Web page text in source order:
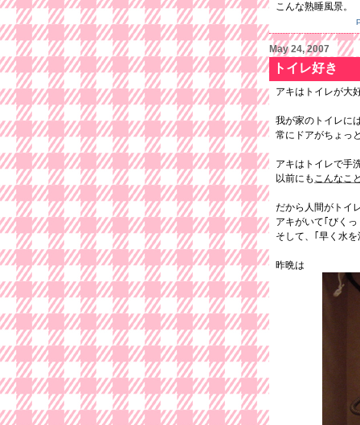
こんな熟睡風景。
May 24, 2007
トイレ好き
アキはトイレが大
我が家のトイレに
常にドアがちょっ
アキはトイレで手
以前にも こんなこ
だから人間がトイ
アキがいて｢びく
そして、｢早く水
昨晩は